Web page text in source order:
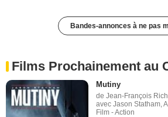
Bandes-annonces à ne pas
Films Prochainement au
Mutiny
de Jean-François
avec Jason Statham,
Film - Action